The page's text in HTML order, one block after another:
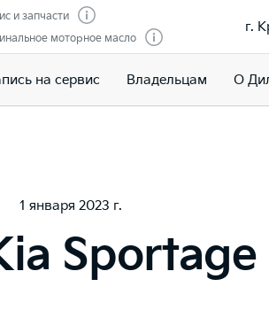
и запчасти
моторное масло
г.
на сервис Владельцам О
1 января 2023 г.
Sportage